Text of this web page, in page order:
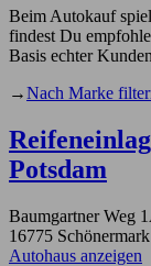
Beim Autokauf
findest Du
Basis echter
→Nach Marke
Potsdam
Baumgartner Weg
16775 Schönermark
Autohaus anzeigen